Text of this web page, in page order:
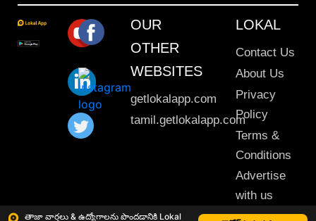
తాజా వార్తలు & ఉద్యోగాలను పొందడానికి Lokal
OUR
OTHER
WEBSITES
getlokalapp.com
tamil.getlokalapp.com
LOKAL
Contact Us
About Us
Privacy
Policy
Terms &
Conditions
Advertise
with us
Sitemap